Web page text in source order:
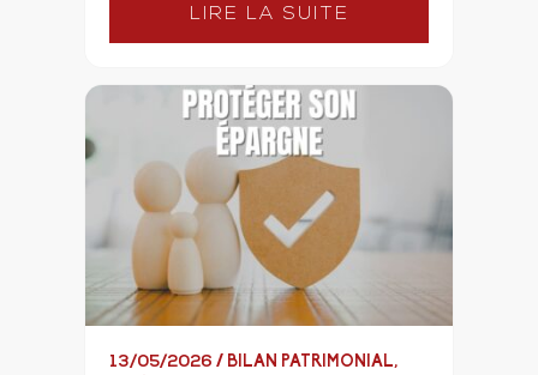
LIRE LA SUITE
13/05/2026 / BILAN PATRIMONIAL,